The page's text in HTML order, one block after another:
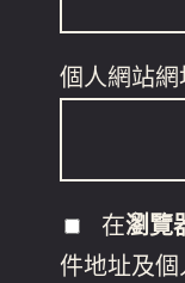
個人網站網
在瀏覽
件地址及